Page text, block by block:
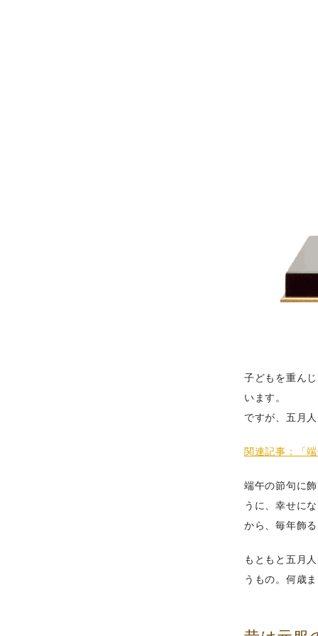
子どもを重ん
います。
ですが、五月
関連記事：「
端午の節句に
うに、幸せに
から、毎年飾
もともと五月
うもの。何歳